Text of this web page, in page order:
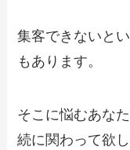
集客できないと
もあります。
そこに悩むあな
続に関わって欲し